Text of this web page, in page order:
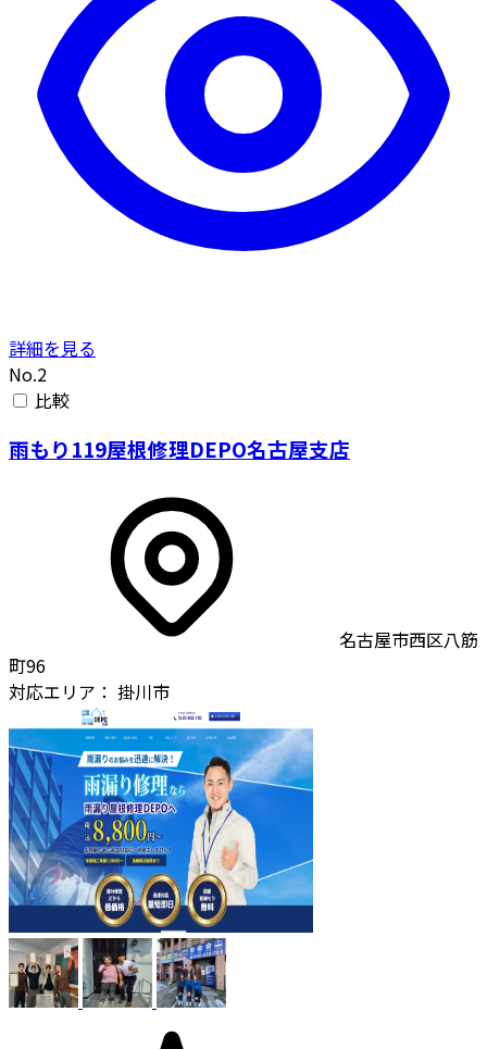
詳細を見る
No.2
比較
雨もり119屋根修理DEPO名古屋支店
名古屋市西区八筋
町96
対応エリア： 掛川市